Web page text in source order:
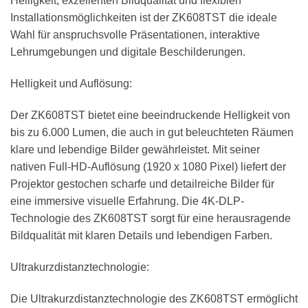
Installationsmöglichkeiten ist der ZK608TST die ideale
Wahl für anspruchsvolle Präsentationen, interaktive
Lehrumgebungen und digitale Beschilderungen.
Helligkeit und Auflösung:
Der ZK608TST bietet eine beeindruckende Helligkeit von
bis zu 6.000 Lumen, die auch in gut beleuchteten Räumen
klare und lebendige Bilder gewährleistet. Mit seiner
nativen Full-HD-Auflösung (1920 x 1080 Pixel) liefert der
Projektor gestochen scharfe und detailreiche Bilder für
eine immersive visuelle Erfahrung. Die 4K-DLP-
Technologie des ZK608TST sorgt für eine herausragende
Bildqualität mit klaren Details und lebendigen Farben.
Ultrakurzdistanztechnologie:
Die Ultrakurzdistanztechnologie des ZK608TST ermöglicht